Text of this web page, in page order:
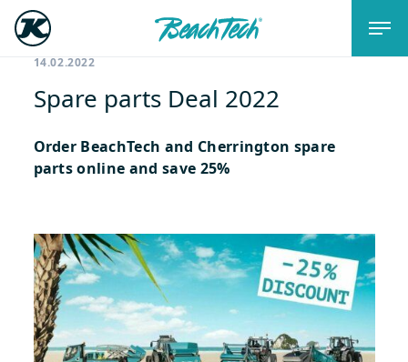
14.02.2022
Spare parts Deal 2022
Order BeachTech and Cherrington spare
parts online and save 25%